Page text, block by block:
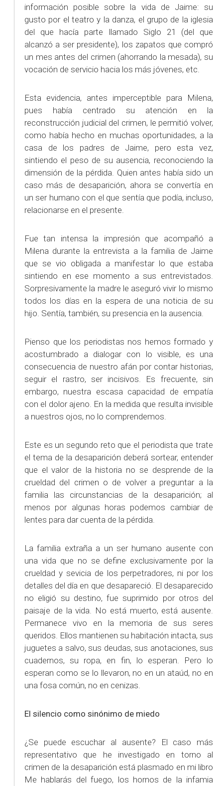
información posible sobre la vida de Jaime: su
gusto por el teatro y la danza, el grupo de la iglesia
del que hacía parte llamado Siglo 21 (del que
alcanzó a ser presidente), los zapatos que compró
un mes antes del crimen (ahorrando la mesada), su
vocación de servicio hacia los más jóvenes, etc.
Esta evidencia, antes imperceptible para Milena,
pues había centrado su atención en la
reconstrucción judicial del crimen, le permitió volver,
como había hecho en muchas oportunidades, a la
casa de los padres de Jaime, pero esta vez,
sintiendo el peso de su ausencia, reconociendo la
dimensión de la pérdida. Quien antes había sido un
caso más de desaparición, ahora se convertía en
un ser humano con el que sentía que podía, incluso,
relacionarse en el presente.
Fue tan intensa la impresión que acompañó a
Milena durante la entrevista a la familia de Jaime
que se vio obligada a manifestar lo que estaba
sintiendo en ese momento a sus entrevistados.
Sorpresivamente la madre le aseguró vivir lo mismo
todos los días en la espera de una noticia de su
hijo. Sentía, también, su presencia en la ausencia.
Pienso que los periodistas nos hemos formado y
acostumbrado a dialogar con lo visible, es una
consecuencia de nuestro afán por contar historias,
seguir el rastro, ser incisivos. Es frecuente, sin
embargo, nuestra escasa capacidad de empatía
con el dolor ajeno. En la medida que resulta invisible
a nuestros ojos, no lo comprendemos.
Este es un segundo reto que el periodista que trate
el tema de la desaparición deberá sortear, entender
que el valor de la historia no se desprende de la
crueldad del crimen o de volver a preguntar a la
familia las circunstancias de la desaparición; al
menos por algunas horas podemos cambiar de
lentes para dar cuenta de la pérdida.
La familia extraña a un ser humano ausente con
una vida que no se define exclusivamente por la
crueldad y sevicia de los perpetradores, ni por los
detalles del día en que desapareció. El desaparecido
no eligió su destino, fue suprimido por otros del
paisaje de la vida. No está muerto, está ausente.
Permanece vivo en la memoria de sus seres
queridos. Ellos mantienen su habitación intacta, sus
juguetes a salvo, sus deudas, sus anotaciones, sus
cuadernos, su ropa, en fin, lo esperan. Pero lo
esperan como se lo llevaron, no en un ataúd, no en
una fosa común, no en cenizas.
El silencio como sinónimo de miedo
¿Se puede escuchar al ausente? El caso más
representativo que he investigado en torno al
crimen de la desaparición está plasmado en mi libro
Me hablarás del fuego, los hornos de la infamia